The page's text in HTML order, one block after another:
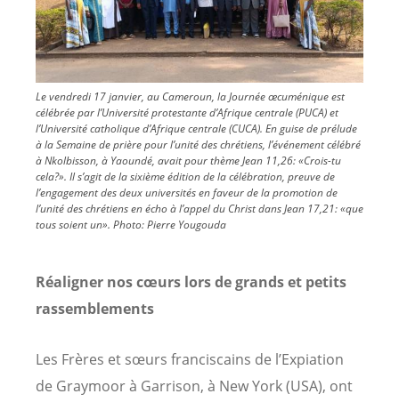
Le vendredi 17 janvier, au Cameroun, la Journée œcuménique est
célébrée par l’Université protestante d’Afrique centrale (PUCA) et
l’Université catholique d’Afrique centrale (CUCA). En guise de prélude
à la Semaine de prière pour l’unité des chrétiens, l’événement célébré
à Nkolbisson, à Yaoundé, avait pour thème Jean 11,26: «Crois-tu
cela?». Il s’agit de la sixième édition de la célébration, preuve de
l’engagement des deux universités en faveur de la promotion de
l’unité des chrétiens en écho à l’appel du Christ dans Jean 17,21: «que
tous soient un». Photo:Pierre Yougouda
Réaligner nos cœurs lors de grands et petits
rassemblements
Les Frères et sœurs franciscains de l’Expiation
de Graymoor à Garrison, à New York (USA), ont